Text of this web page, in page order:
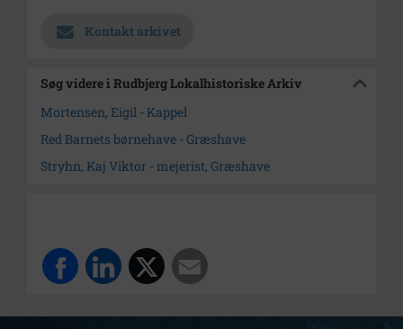
Kontakt arkivet
Søg videre i Rudbjerg Lokalhistoriske Arkiv
Mortensen, Eigil - Kappel
Red Barnets børnehave - Græshave
Stryhn, Kaj Viktor - mejerist, Græshave